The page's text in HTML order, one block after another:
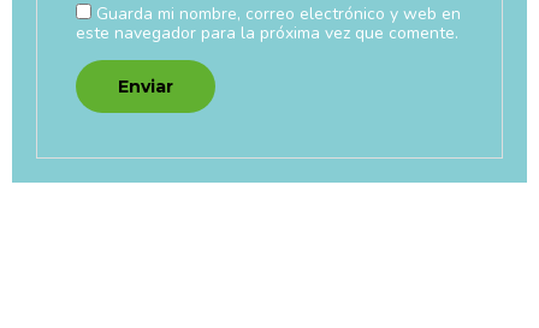
Guarda mi nombre, correo electrónico y web en
este navegador para la próxima vez que comente.